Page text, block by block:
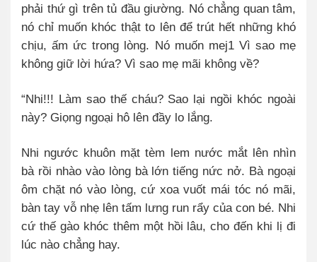
phải thứ gì trên tủ đầu giường. Nó chẳng quan tâm,
nó chỉ muốn khóc thật to lên để trút hết những khó
chịu, ấm ức trong lòng. Nó muốn mej1 Vì sao mẹ
không giữ lời hứa? Vì sao mẹ mãi không về?
“Nhi!!! Làm sao thế cháu? Sao lại ngồi khóc ngoài
này? Giọng ngoại hô lên đầy lo lắng.
Nhi ngước khuôn mặt tèm lem nước mắt lên nhìn
bà rồi nhào vào lòng bà lớn tiếng nức nở. Bà ngoại
ôm chặt nó vào lòng, cứ xoa vuốt mái tóc nó mãi,
bàn tay vỗ nhẹ lên tấm lưng run rẩy của con bé. Nhi
cứ thế gào khóc thêm một hồi lâu, cho đến khi lị đi
lúc nào chẳng hay.